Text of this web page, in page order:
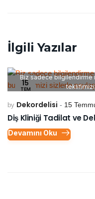
İlgili Yazılar
15
TEM
Biz sadece bilgilendirme
teklifimizi
by Dekordelisi 15
Diş Kliniği Tadilat ve
Devamını Oku